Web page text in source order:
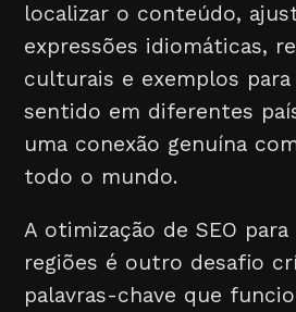
localizar o conteúdo,
expressões idiomáticas,
culturais e exemplos para
sentido em diferentes
uma conexão genuína
todo o mundo.
A otimização de SEO
regiões é outro desafio
palavras-chave que